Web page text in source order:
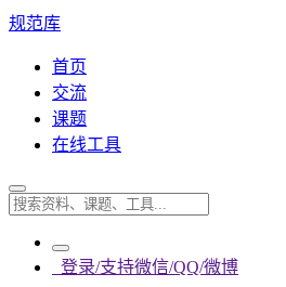
规范库
首页
交流
课题
在线工具
登录/支持微信/QQ/微博